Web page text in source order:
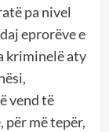
pa nivel
eprorëve e
kriminelë aty
vend të
për më tepër,